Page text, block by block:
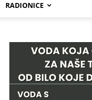
RADIONICE